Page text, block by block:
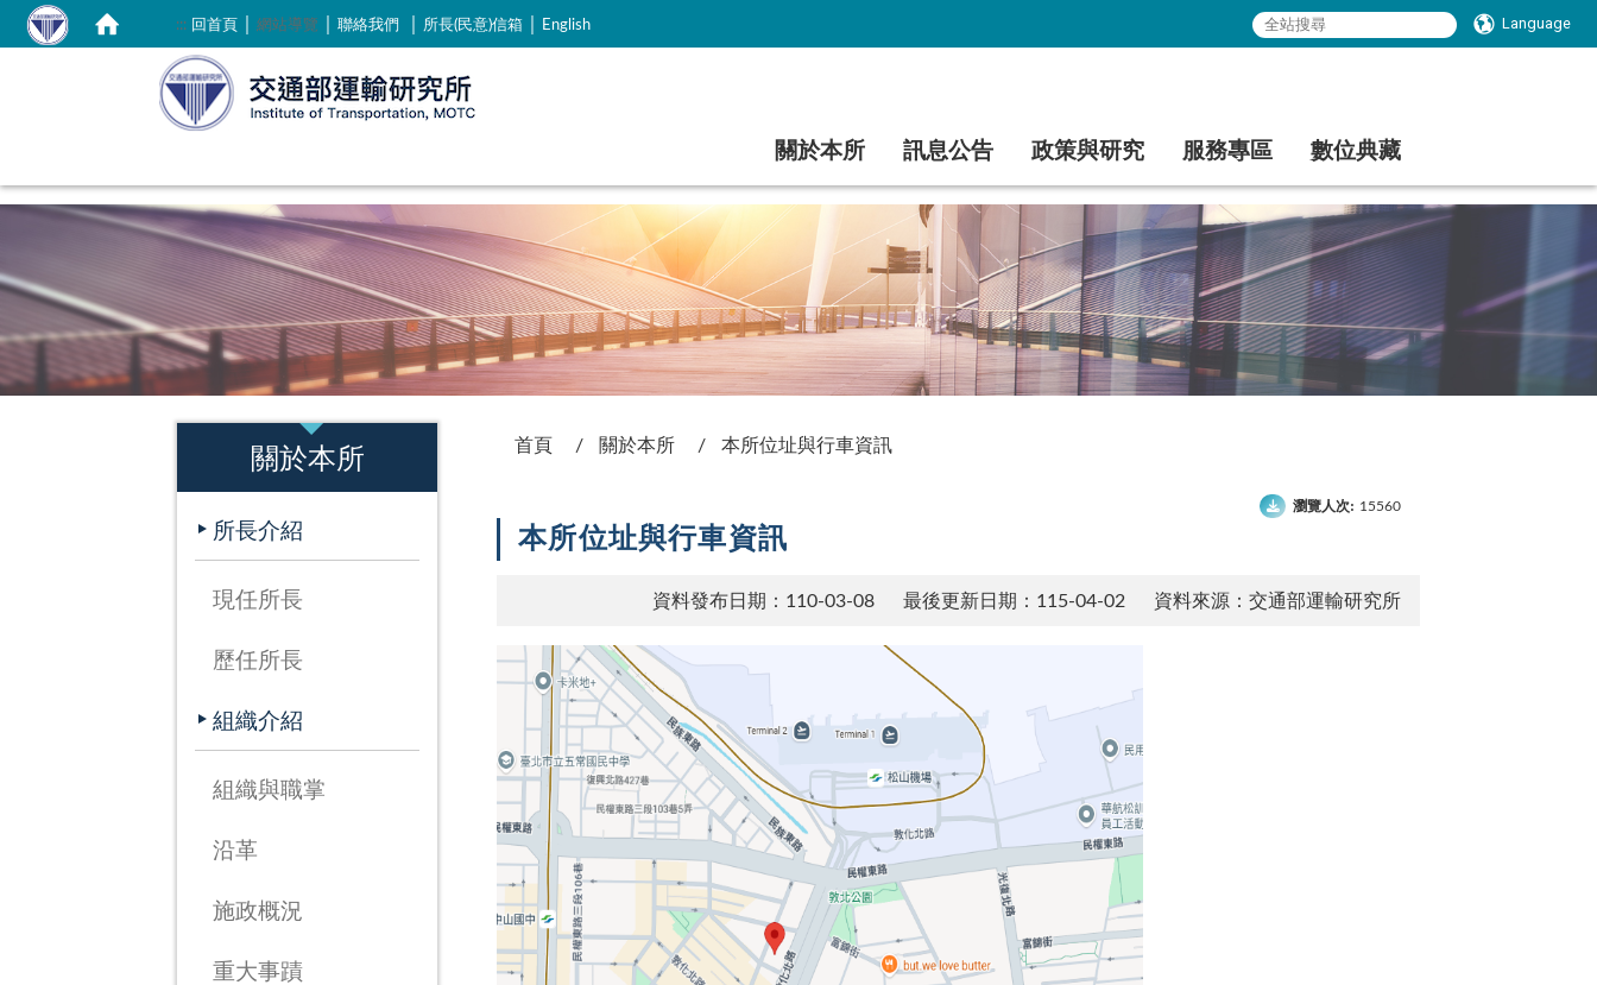
::: 回首頁｜ 網站導覽 聯絡我們｜ 所長(民意)信箱｜ English Language
關於本所 訊息公告 政策與研究 服務專區 數位典藏
關於本所
所長介紹
現任所長
歷任所長
組織介紹
組織與職掌
沿革
施政概況
重大事蹟
首頁 關於本所 本所位址與行車資訊
瀏覽人次: 15560
本所位址與行車資訊
資料發布日期：110-03-08 最後更新日期：115-04-02 資料來源：交通部運輸研究所